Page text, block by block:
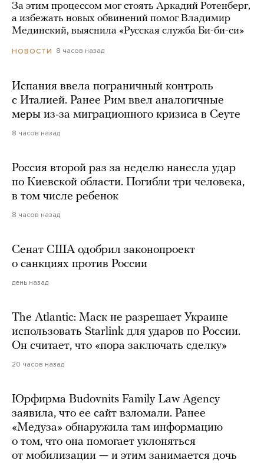
За этим процессом мог стоять Аркадий Ротенберг,
а избежать новых обвинений помог Владимир
Мединский, выяснила «Русская служба Би-би-си»
НОВОСТИ 8 часов назад
Испания ввела пограничный контроль
с Италией. Ранее Рим ввел аналогичные
меры из-за миграционного кризиса в Сеуте
8 часов назад
Россия второй раз за неделю нанесла удар
по Киевской области. Погибли три человека,
в том числе ребенок
8 часов назад
Сенат США одобрил законопроект
о санкциях против России
день назад
The Atlantic: Маск не разрешает Украине
использовать Starlink для ударов по России.
Он считает, что «пора заключать сделку»
20 часов назад
Юрфирма Budovnits Family Law Agency
заявила, что ее сайт взломали. Ранее
«Медуза» обнаружила там информацию
о том, что она помогает уклоняться
от мобилизации — и этим занимается дочь